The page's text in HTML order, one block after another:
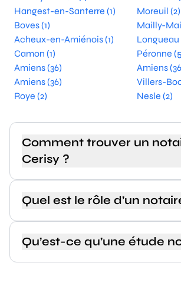
Hangest-en-Santerre (1)
Moreuil (2)
Boves (1)
Mailly-
Acheux-en-Amiénois (1)
Longueau
Camon (1)
Péronne
Amiens (36)
Amiens
Amiens (36)
Villers-
Roye (2)
Nesle (2)
Comment trouver un
Cerisy ?
Quel est le rôle d’un
Qu’est-ce qu’une étude